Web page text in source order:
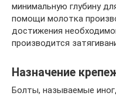
минимальную глубину
помощи молотка
достижения
производится
Назначение
Болты, называемые